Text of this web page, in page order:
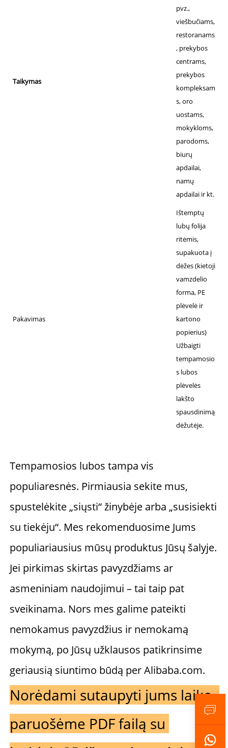
Taikymas
pvz.,
viešbučiams,
restoranams
, prekybos
centrams,
prekybos
kompleksam
s, oro
uostams,
mokykloms,
parodoms,
biurų
apdailai,
namų
apdailai ir kt.
Pakavimas
Ištemptų
lubų folija
ritėmis,
supakuota į
dėžes (kietoji
vamzdelio
forma, PE
plėvelė ir
kartono
popierius)
Užbaigti
tempamosio
s lubos
plėvelės
lakšto
spausdinimą
dėžutėje.
Tempamosios lubos tampa vis
populiaresnės. Pirmiausia sekite mus,
spustelėkite „siųsti“ žinybėje arba „susisiekti
su tiekėju“. Mes rekomenduosime Jums
populiariausius mūsų produktus Jūsų šalyje.
Jei pirkimas skirtas pavyzdžiams ar
asmeniniam naudojimui – tai taip pat
sveikinama. Nors mes galime pateikti
nemokamus pavyzdžius ir nemokamą
mokymą, po Jūsų užklausos patikrinsime
geriausią siuntimo būdą per Alibaba.com.
Norėdami sutaupyti jums laiko,
paruošėme PDF failą su